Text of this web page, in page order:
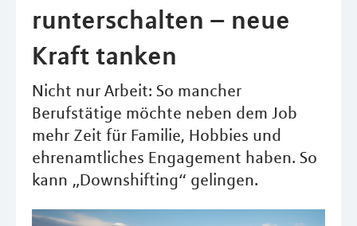
runterschalten – neue
Kraft tanken
Nicht nur Arbeit: So mancher
Berufstätige möchte neben dem Job
mehr Zeit für Familie, Hobbies und
ehrenamtliches Engagement haben. So
kann „Downshifting“ gelingen.